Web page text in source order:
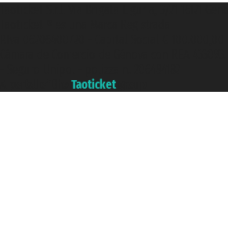
Taoticket